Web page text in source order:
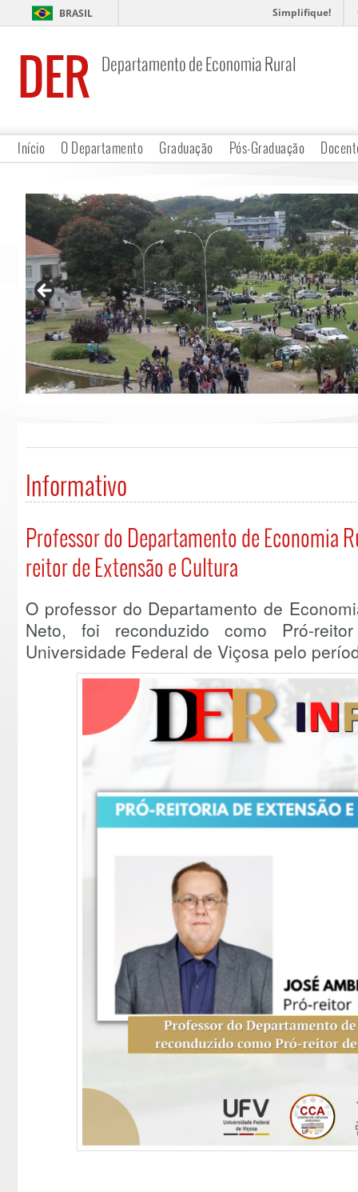
BRASIL Simplifique!
DER Departamento de Economia Rural
Início O Departamento Graduação Pós-Graduação
Informativo
Professor do Departamento de Economia
reitor de Extensão e Cultura
O professor do Departamento de
Neto, foi reconduzido como Pró-
Universidade Federal de Viçosa pelo